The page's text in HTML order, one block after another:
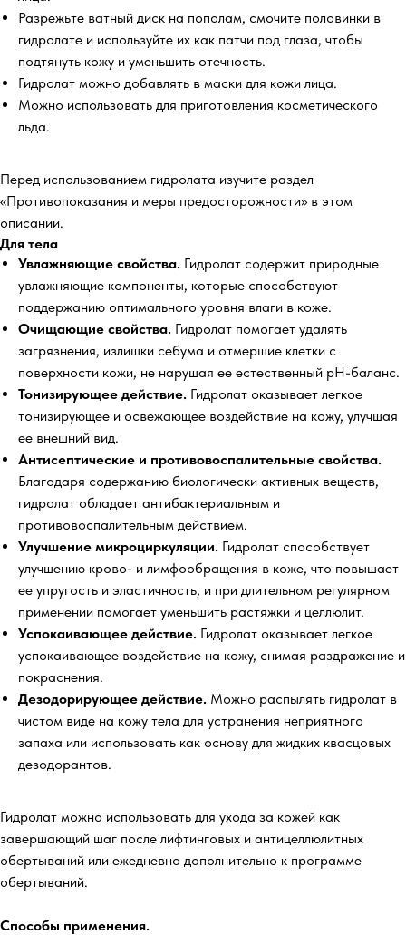
Разрежьте ватный диск на пополам, смочите половинки в
гидролате и используйте их как патчи под глаза, чтобы
подтянуть кожу и уменьшить отечность.
Гидролат можно добавлять в маски для кожи лица.
Можно использовать для приготовления косметического
льда.
Перед использованием гидролата изучите раздел
«Противопоказания и меры предосторожности» в этом
описании.
Для тела
Увлажняющие свойства. Гидролат содержит природные
увлажняющие компоненты, которые способствуют
поддержанию оптимального уровня влаги в коже.
Очищающие свойства. Гидролат помогает удалять
загрязнения, излишки себума и отмершие клетки с
поверхности кожи, не нарушая ее естественный pH-баланс.
Тонизирующее действие. Гидролат оказывает легкое
тонизирующее и освежающее воздействие на кожу, улучшая
ее внешний вид.
Антисептические и противовоспалительные свойства.
Благодаря содержанию биологически активных веществ,
гидролат обладает антибактериальным и
противовоспалительным действием.
Улучшение микроциркуляции. Гидролат способствует
улучшению крово- и лимфообращения в коже, что повышает
ее упругость и эластичность, и при длительном регулярном
применении помогает уменьшить растяжки и целлюлит.
Успокаивающее действие. Гидролат оказывает легкое
успокаивающее воздействие на кожу, снимая раздражение и
покраснения.
Дезодорирующее действие. Можно распылять гидролат в
чистом виде на кожу тела для устранения неприятного
запаха или использовать как основу для жидких квасцовых
дезодорантов.
Гидролат можно использовать для ухода за кожей как
завершающий шаг после лифтинговых и антицеллюлитных
обертываний или ежедневно дополнительно к программе
обертываний.
Способы применения.